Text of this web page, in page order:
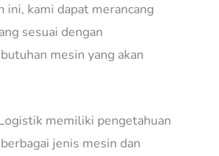
ini, kami dapat merancang
sesuai dengan
mesin yang akan
memiliki pengetahuan
jenis mesin dan